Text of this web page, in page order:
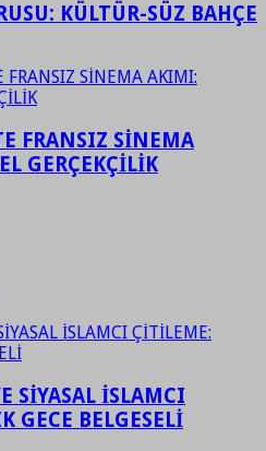
KÜLTÜR-SÜZ BAHÇE
FRANSIZ SİNEMA
GERÇEKÇİLİK
SİYASAL İSLAMCI
GECE BELGESELİ